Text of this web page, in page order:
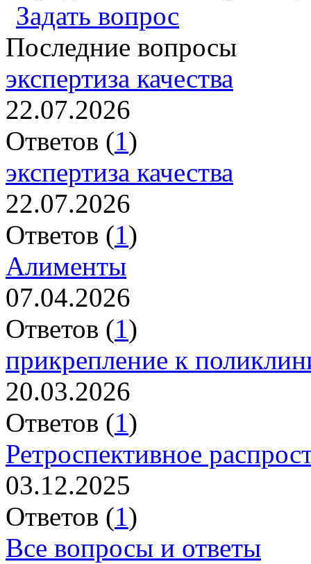
Задать вопрос
Последние вопросы
экспертиза качества
22.07.2026
Ответов (1)
экспертиза качества
22.07.2026
Ответов (1)
Алименты
07.04.2026
Ответов (1)
прикрепление к
20.03.2026
Ответов (1)
Ретроспективное
03.12.2025
Ответов (1)
Все вопросы и ответы